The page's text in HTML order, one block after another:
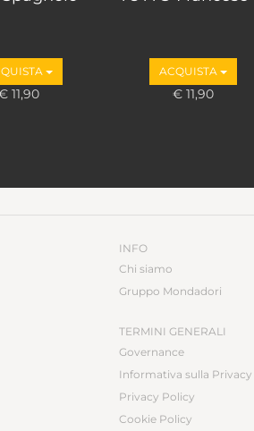
11,90
ACQUISTA
€ 11,90
INFO
Chi siamo
Gruppo Mondadori
TERMINI GENERALI
Governance
Informativa sulla Privacy
Privacy Policy
Cookie Policy